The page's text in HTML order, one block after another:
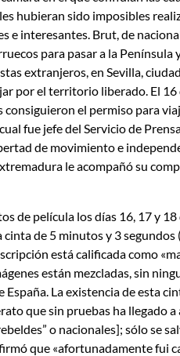
hubieran sido imposibles
e interesantes. Brut, de
para pasar a la Península
extranjeros, en Sevilla,
por el territorio liberado. El 16
el permiso para
fue jefe del Servicio de
de movimiento e
le acompañó su
de película los días 16, 17 y 18
cinta de 5 minutos y 3 segundos
está calificada como
están mezcladas, sin
La existencia de esta
que sin pruebas ha llegado a
o nacionales]; sólo se
que «afortunadamente fui